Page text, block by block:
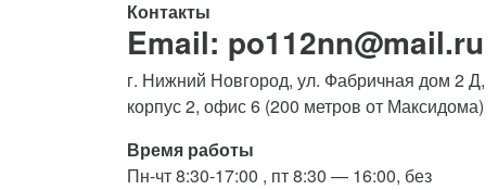
Контакты
Email: po112nn@mail.ru
г. Нижний Новгород, ул. Фабричная дом 2 Д,
корпус 2, офис 6 (200 метров от Максидома)
Время работы
Пн-чт 8:30-17:00 , пт 8:30 — 16:00, без